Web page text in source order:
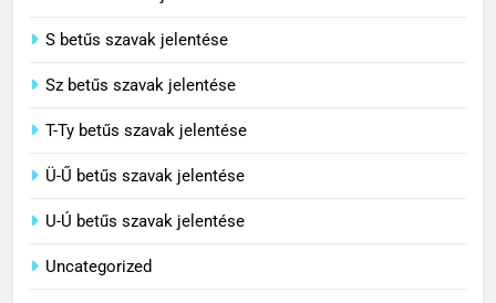
S betűs szavak jelentése
Sz betűs szavak jelentése
T-Ty betűs szavak jelentése
Ü-Ű betűs szavak jelentése
U-Ú betűs szavak jelentése
Uncategorized